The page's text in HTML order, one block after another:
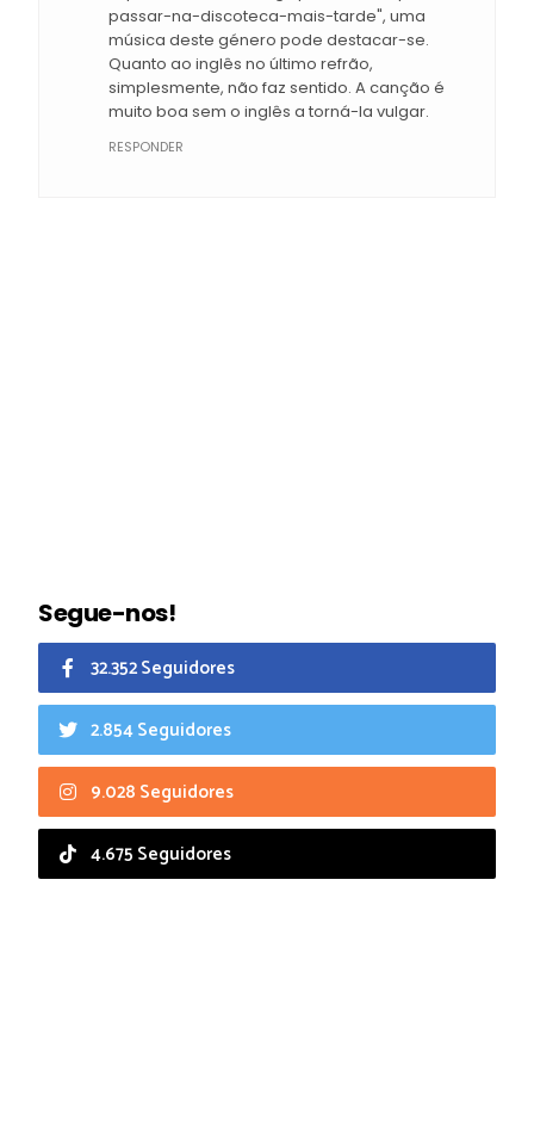
passar-na-discoteca-mais-tarde", uma
música deste género pode destacar-se.
Quanto ao inglês no último refrão,
simplesmente, não faz sentido. A canção é
muito boa sem o inglês a torná-la vulgar.
RESPONDER
Segue-nos!
32.352 Seguidores
2.854 Seguidores
9.028 Seguidores
4.675 Seguidores